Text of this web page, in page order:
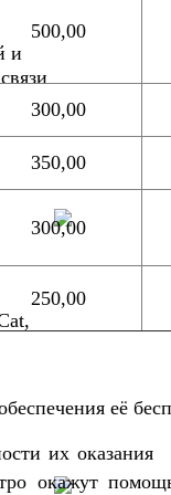
и
500,00
300,00
350,00
300,00
250,00
её
их
окажут